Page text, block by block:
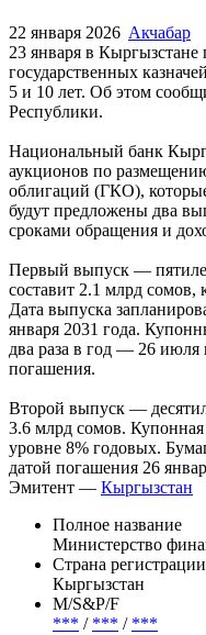
22 января 2026 Акчабар
23 января в
государственных
5 и 10 лет. Об этом
Республики.
Национальный банк
аукционов по
облигаций (ГКО),
будут предложены два
сроками обращения и
Первый выпуск —
составит 2.1 млрд
Дата выпуска
января 2031 года.
два раза в год — 26 июля
погашения.
Второй выпуск —
3.6 млрд сомов.
уровне 8% годовых.
датой погашения 26
Эмитент — Кыргызстан
Полное название
Министерство
Страна регистрации
Кыргызстан
М/S&P/F
*** / *** / ***